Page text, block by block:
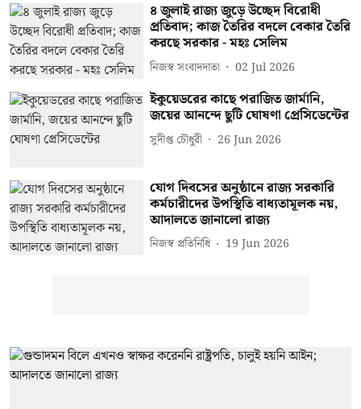
৪ জুলাই রাজ্য জুড়ে উচ্ছেদ বিরোধী
প্রতিবাদ; কাজ তৈরির বদলে বেকার তৈরি
করছে সরকার - মহঃ সেলিম
নিজস্ব সংবাদদাতা 02 Jul 2026
ইকুয়েডরের কাছে পরাজিত জার্মানি,
জয়ের আনন্দে ছুটি ঘোষণা প্রেসিডেন্টের
সুদীপ্ত চৌধুরী 26 Jun 2026
যোগ দিবসের অনুষ্ঠানে রাজ্য সরকারি
কর্মচারীদের উপস্থিতি বাধ্যতামূলক নয়,
আদালতে জানালো রাজ্য
নিজস্ব প্রতিনিধি 19 Jun 2026